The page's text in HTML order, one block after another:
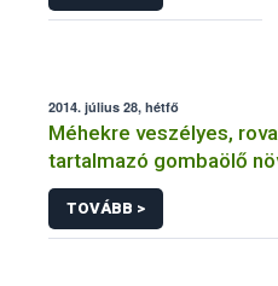
2014. július 28, hétfő
Méhekre veszélyes,
tartalmazó gombaölő
forgalomból a NÉBIH
TOVÁBB >